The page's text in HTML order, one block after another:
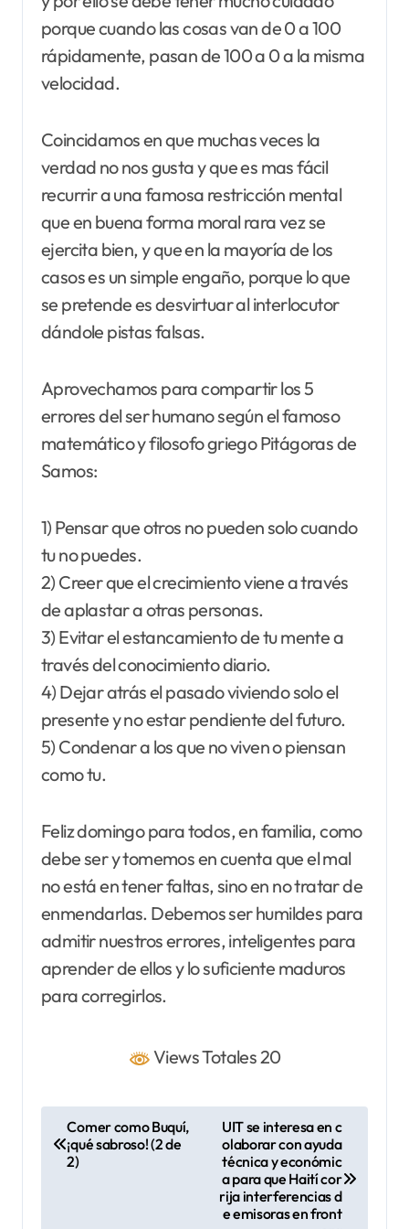
porque cuando las cosas van de 0 a 100
rápidamente, pasan de 100 a 0 a la misma
velocidad.
Coincidamos en que muchas veces la
verdad no nos gusta y que es mas fácil
recurrir a una famosa restricción mental
que en buena forma moral rara vez se
ejercita bien, y que en la mayoría de los
casos es un simple engaño, porque lo que
se pretende es desvirtuar al interlocutor
dándole pistas falsas.
Aprovechamos para compartir los 5
errores del ser humano según el famoso
matemático y filosofo griego Pitágoras de
Samos:
1) Pensar que otros no pueden solo cuando
tu no puedes.
2) Creer que el crecimiento viene a través
de aplastar a otras personas.
3) Evitar el estancamiento de tu mente a
través del conocimiento diario.
4) Dejar atrás el pasado viviendo solo el
presente y no estar pendiente del futuro.
5) Condenar a los que no viven o piensan
como tu.
Feliz domingo para todos, en familia, como
debe ser y tomemos en cuenta que el mal
no está en tener faltas, sino en no tratar de
enmendarlas. Debemos ser humildes para
admitir nuestros errores, inteligentes para
aprender de ellos y lo suficiente maduros
para corregirlos.
Views Totales 20
Comer como Buquí,
¡qué sabroso! (2 de
2)
UIT se interesa en c
olaborar con ayuda
técnica y económic
a para que Haití cor
rija interferencias d
e emisoras en front